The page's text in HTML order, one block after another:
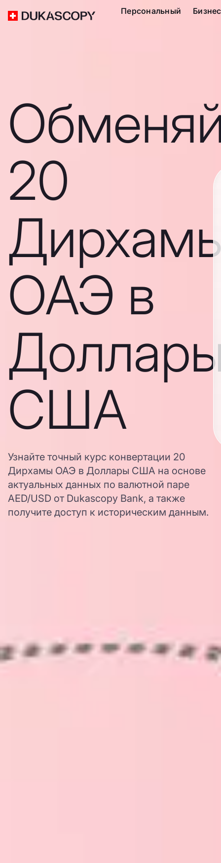
Персональный Бизнес
20
ОАЭ в
США
Узнайте точный курс конвертации 20
Дирхамы ОАЭ в Доллары США на основе
актуальных данных по валютной паре
AED/USD от Dukascopy Bank, а также
получите доступ к историческим данным.